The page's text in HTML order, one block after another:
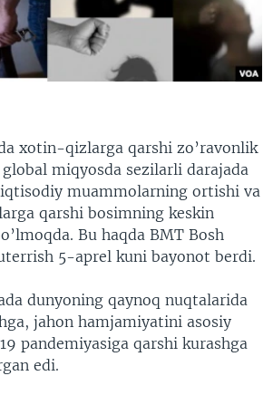
xotin-qizlarga qarshi zo’ravonlik
miqyosda sezilarli darajada
muammolarning ortishi va
qarshi bosimning keskin
Bu haqda BMT Bosh
5-aprel kuni bayonot berdi.
dunyoning qaynoq nuqtalarida
jahon hamjamiyatini asosiy
pandemiyasiga qarshi kurashga
edi.